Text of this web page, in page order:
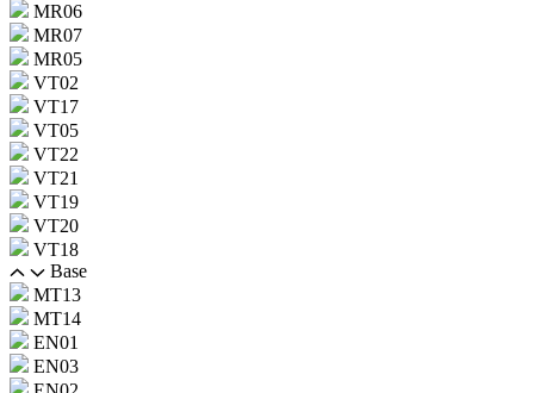
MR06
MR07
MR05
VT02
VT17
VT05
VT22
VT21
VT19
VT20
VT18
Base
MT13
MT14
EN01
EN03